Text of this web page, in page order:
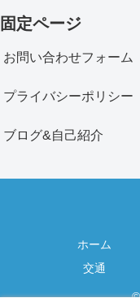
固定ページ
お問い合わせフォーム
プライバシーポリシー
ブログ&自己紹介
ホーム
交通